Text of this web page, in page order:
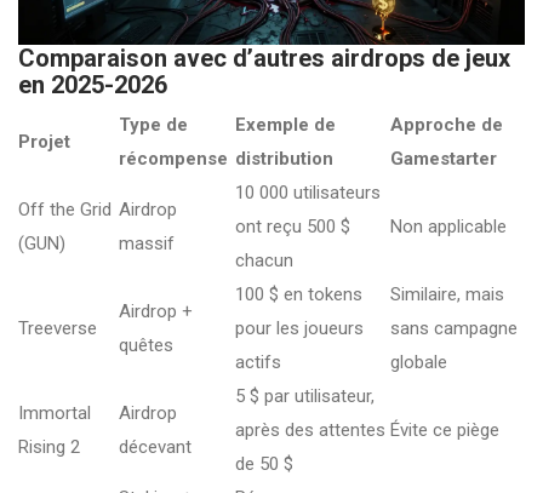
Comparaison avec d’autres airdrops de jeux
en 2025-2026
Projet
Type de
récompense
Exemple de
distribution
Approche de
Gamestarter
Off the Grid
(GUN)
Airdrop
massif
10 000 utilisateurs
ont reçu 500 $
chacun
Non applicable
Treeverse
Airdrop +
quêtes
100 $ en tokens
pour les joueurs
actifs
Similaire, mais
sans campagne
globale
Immortal
Rising 2
Airdrop
décevant
5 $ par utilisateur,
après des attentes
de 50 $
Évite ce piège